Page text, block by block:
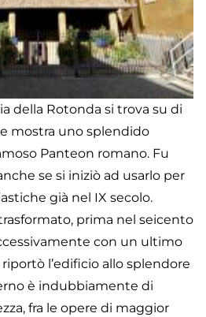
della Rotonda si trova su di
mostra uno splendido
Panteon romano. Fu
se si iniziò ad usarlo per
già nel IX secolo.
prima nel seicento
con un ultimo
l’edificio allo splendore
è indubbiamente di
fra le opere di maggior